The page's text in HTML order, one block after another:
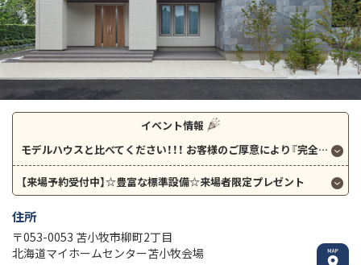
住所
〒053-0053 苫小牧市柳町2丁目
北海道マイホームセンター苫小牧会場
イベント情報
モデルハウスと比べてください！！！ お客様のご厚意により『完全予約制 オープンハウス』開催中！※要予約 開催日程：8月22日（土）23日（日）
【来場予約受付中】☆豊富な標準設備☆来場者限定プレゼント